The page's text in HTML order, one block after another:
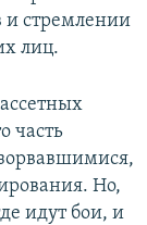
и стремлении
лиц.
часть
Но,
идут бои, и